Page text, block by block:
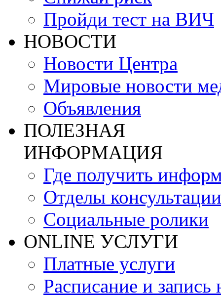
Пройди тест на ВИЧ
НОВОСТИ
Новости Центра
Мировые новости
Объявления
ПОЛЕЗНАЯ
ИНФОРМАЦИЯ
Где получить
Отделы консультации
Социальные ролики
ONLINE УСЛУГИ
Платные услуги
Расписание и запись